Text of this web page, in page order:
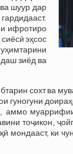
шуур дар
ифротиро
эҳсос
зиёд ва
сохт ва
гуногуни
аммо
тоҷикон,
мондааст, ки